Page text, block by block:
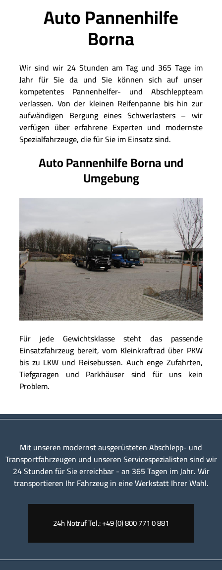
Auto Pannenhilfe
Borna
Wir sind wir 24 Stunden am Tag und 365 Tage im
Jahr für Sie da und Sie können sich auf unser
kompetentes Pannenhelfer- und Abschleppteam
verlassen. Von der kleinen Reifenpanne bis hin zur
aufwändigen Bergung eines Schwerlasters – wir
verfügen über erfahrene Experten und modernste
Spezialfahrzeuge, die für Sie im Einsatz sind.
Auto Pannenhilfe Borna und
Umgebung
Für jede Gewichtsklasse steht das passende
Einsatzfahrzeug bereit, vom Kleinkraftrad über PKW
bis zu LKW und Reisebussen. Auch enge Zufahrten,
Tiefgaragen und Parkhäuser sind für uns kein
Problem.
Mit unseren modernst ausgerüsteten Abschlepp- und
Transportfahrzeugen und unseren Servicespezialisten sind wir
24 Stunden für Sie erreichbar - an 365 Tagen im Jahr. Wir
transportieren Ihr Fahrzeug in eine Werkstatt Ihrer Wahl.
24h Notruf Tel.: +49 (0) 800 771 0 881